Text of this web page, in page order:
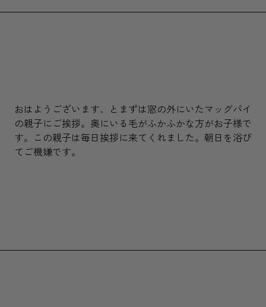
おはようございます、とまずは窓の外にいたマッグパイ
の親子にご挨拶。奥にいる毛がふかふかな方がお子様で
す。この親子は毎日挨拶に来てくれました。朝日を浴び
てご機嫌です。